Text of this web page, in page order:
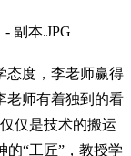
态度，李老师赢得
老师有着独到的看
仅是技术的搬运
的“工匠”，教授学